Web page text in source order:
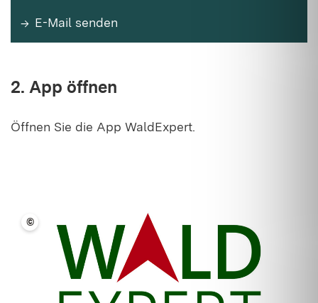
E-Mail senden
2. App öffnen
Öffnen Sie die App WaldExpert.
©